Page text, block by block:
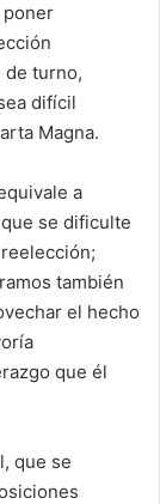
poner
de turno,
difícil
Magna.
a
se dificulte
también
el hecho
que él
que se